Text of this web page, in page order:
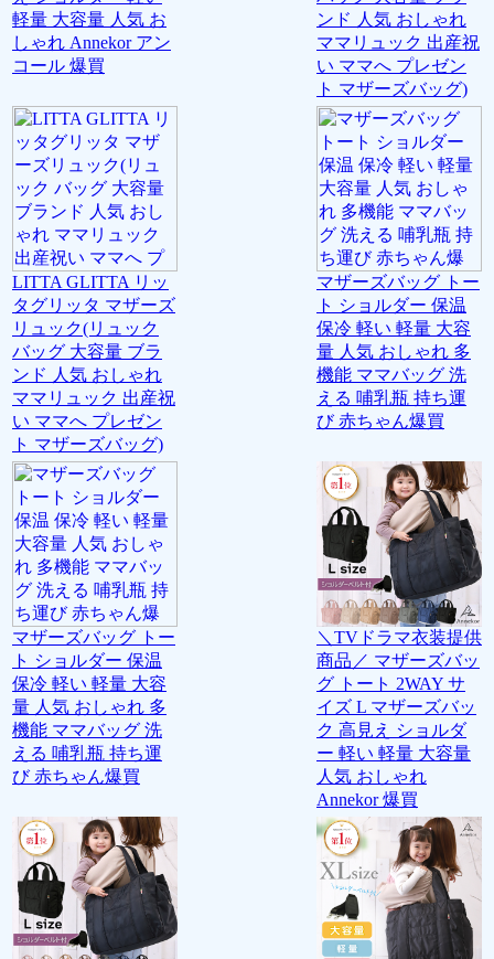
軽量 大容量 人気 お
しゃれ Annekor アン
コール 爆買
ンド 人気 おしゃれ
ママリュック 出産祝
い ママへ プレゼン
ト マザーズバッグ)
LITTA GLITTA リッ
タグリッタ マザーズ
リュック(リュック
バッグ 大容量 ブラ
ンド 人気 おしゃれ
ママリュック 出産祝
い ママへ プレゼン
ト マザーズバッグ)
マザーズバッグ トー
ト ショルダー 保温
保冷 軽い 軽量 大容
量 人気 おしゃれ 多
機能 ママバッグ 洗
える 哺乳瓶 持ち運
び 赤ちゃん爆買
マザーズバッグ トー
ト ショルダー 保温
保冷 軽い 軽量 大容
量 人気 おしゃれ 多
機能 ママバッグ 洗
える 哺乳瓶 持ち運
び 赤ちゃん爆買
＼TVドラマ衣装提供
商品／ マザーズバッ
グ トート 2WAY サ
イズ L マザーズバッ
ク 高見え ショルダ
ー 軽い 軽量 大容量
人気 おしゃれ
Annekor 爆買